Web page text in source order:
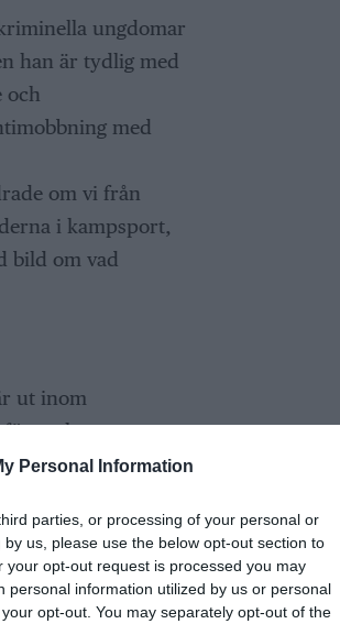
Personal Information
parties, or processing of your personal or
us, please use the below opt-out section to
opt-out request is processed you may
information utilized by us or personal
opt-out. You may separately opt-out of the
ungdomar
han är tydlig med
och
med
om vi från
i kampsport,
bild om vad
ut inom
att kampsport
bra respons
ser upp till
en positiv inverkan
möjligt mot